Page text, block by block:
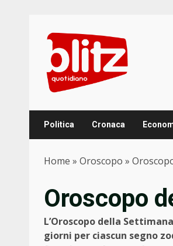
content
Politica Cronaca
Home » Oroscopo »
Oroscopo
L’Oroscopo della
giorni per ciascun segno